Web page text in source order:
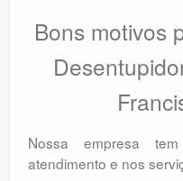
Bons motivos
Nossa empresa
atendimento e nos